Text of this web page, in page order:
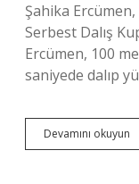
Şahika
Serbest Dalış
Ercümen, 100
saniyede dalıp
Devamını okuyun